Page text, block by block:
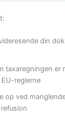
din
taxaregningen er
reglerne
op ved